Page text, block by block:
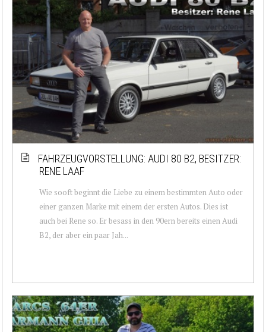
FAHRZEUGVORSTELLUNG: AUDI 80 B2, BESITZER:
RENE LAAF
Wie sooft beginnt die Liebe zu einem bestimmten Auto oder
einer ganzen Marke mit einem der ersten Autos. Dies ist
auch bei Rene so. Er besass in den 90ern bereits einen Audi
B2, der aber ein paar Jah...